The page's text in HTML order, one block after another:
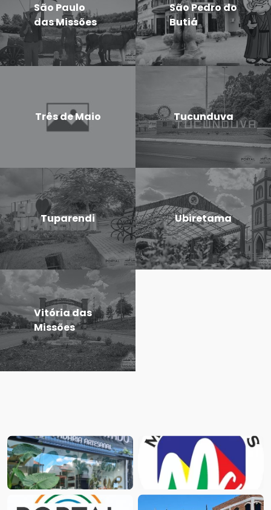
São Paulo
das Missões
São Pedro do
Butiá
Três de Maio Tucunduva
Tuparendi Ubiretama
Vitória das
Missões